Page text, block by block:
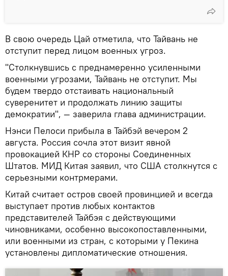
В свою очередь Цай отметила, что Тайвань не
отступит перед лицом военных угроз.
"Столкнувшись с преднамеренно усиленными
военными угрозами, Тайвань не отступит. Мы
будем твердо отстаивать национальный
суверенитет и продолжать линию защиты
демократии", — заверила глава администрации.
Нэнси Пелоси прибыла в Тайбэй вечером 2
августа. Россия сочла этот визит явной
провокацией КНР со стороны Соединенных
Штатов. МИД Китая заявил, что США столкнутся с
серьезными контрмерами.
Китай считает остров своей провинцией и всегда
выступает против любых контактов
представителей Тайбэя с действующими
чиновниками, особенно высокопоставленными,
или военными из стран, с которыми у Пекина
установлены дипломатические отношения.